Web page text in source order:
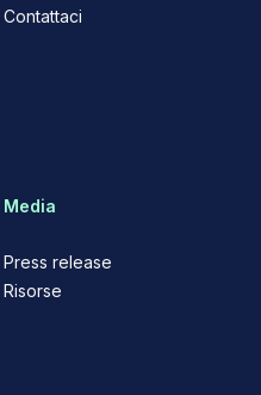
Contattaci
Media
Press release
Risorse